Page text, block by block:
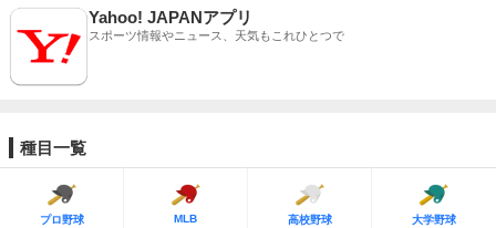
Yahoo! JAPANアプリ
スポーツ情報やニュース、天気もこれひとつで
種目一覧
プロ野球 MLB 高校野球 大学野球